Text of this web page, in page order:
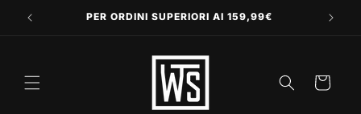
direttamentePER ORDINI SUPERIORI AI 159,99€
Carrello